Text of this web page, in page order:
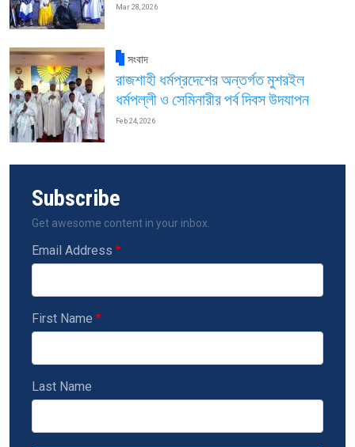
Mar 28, 2026
সংবাদ
রাজশাহী ধর্মপ্রদেশের অন্তর্গত মুশরইল
ধর্মপল্লী ও সেমিনারীর পর্ব দিবস উদযাপন
Feb 24, 2026
Subscribe
Get awesome content in your inbox.
Email Address
First Name
Last Name